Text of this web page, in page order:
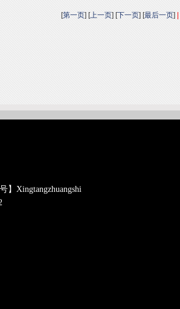
[第一页] [上一页] [下一页] [最后一页]
】xingtangzhuangshi